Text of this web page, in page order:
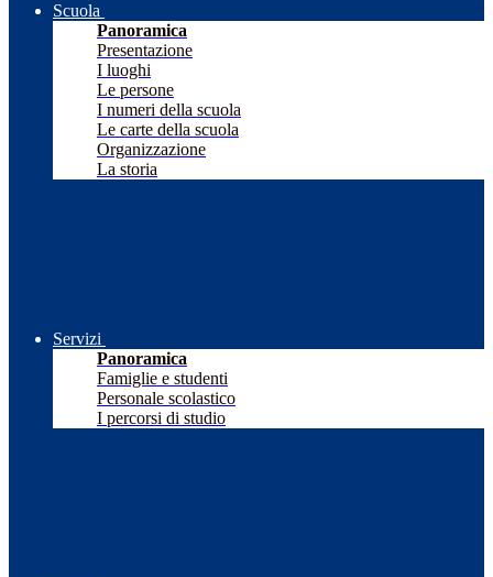
Scuola
Panoramica
Presentazione
I luoghi
Le persone
I numeri della scuola
Le carte della scuola
Organizzazione
La storia
Servizi
Panoramica
Famiglie e studenti
Personale scolastico
I percorsi di studio